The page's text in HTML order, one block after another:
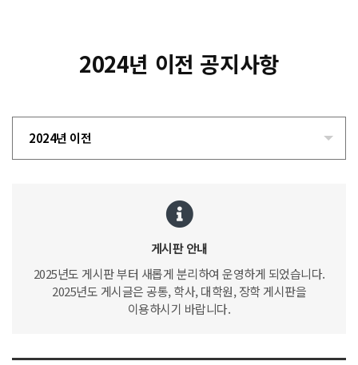
2024년 이전 공지사항
2024년 이전
게시판 안내
2025년도 게시판 부터 새롭게 분리하여 운영하게 되었습니다.
2025년도 게시글은 공통, 학사, 대학원, 장학 게시판을
이용하시기 바랍니다.